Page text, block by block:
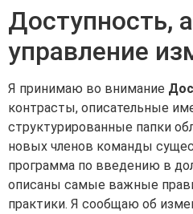
Доступность,
управление
Я принимаю во внимание
контрасты, описательные
структурированные папки
новых членов команды
программа по введению в
описаны самые важные
практики. Я сообщаю об